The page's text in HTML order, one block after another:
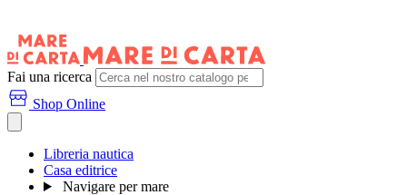
Fai una ricerca
Shop Online
Libreria nautica
Casa editrice
Navigare per mare